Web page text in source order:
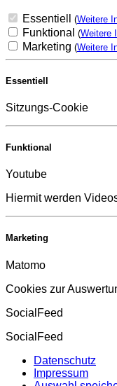
Essentiell (Weitere
Funktional (Weitere
Marketing (Weitere
Essentiell
Sitzungs-Cookie
Funktional
Youtube
Hiermit werden
Marketing
Matomo
Cookies zur
SocialFeed
SocialFeed
Datenschutz
Impressum